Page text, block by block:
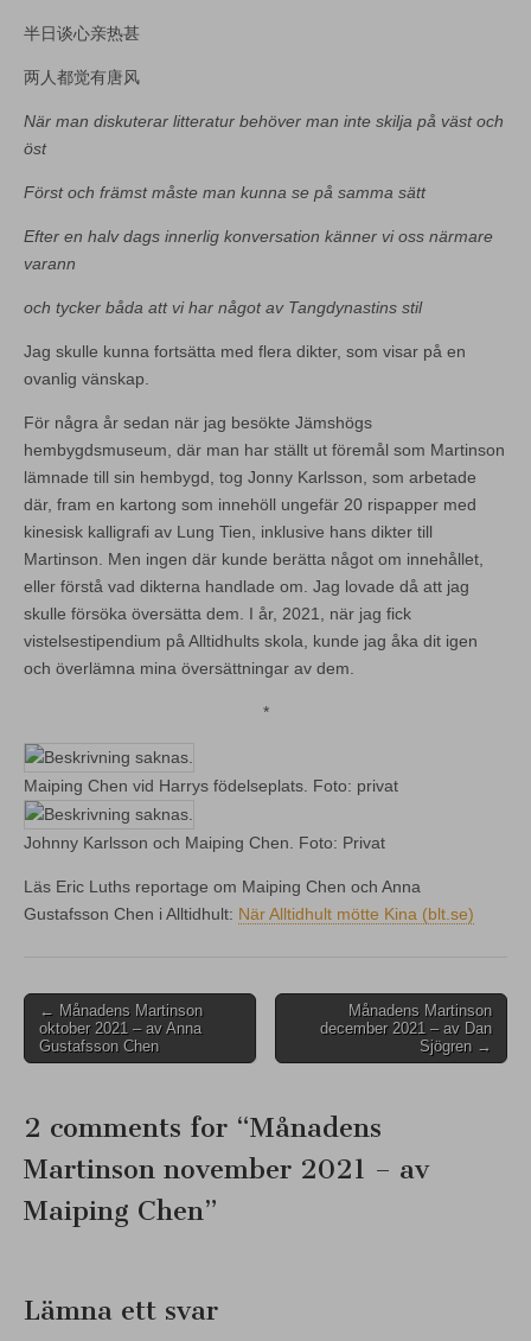
半日谈心亲热甚
两人都觉有唐风
När man diskuterar litteratur behöver man inte skilja på väst och
öst
Först och främst måste man kunna se på samma sätt
Efter en halv dags innerlig konversation känner vi oss närmare
varann
och tycker båda att vi har något av Tangdynastins stil
Jag skulle kunna fortsätta med flera dikter, som visar på en
ovanlig vänskap.
För några år sedan när jag besökte Jämshögs
hembygdsmuseum, där man har ställt ut föremål som Martinson
lämnade till sin hembygd, tog Jonny Karlsson, som arbetade
där, fram en kartong som innehöll ungefär 20 rispapper med
kinesisk kalligrafi av Lung Tien, inklusive hans dikter till
Martinson. Men ingen där kunde berätta något om innehållet,
eller förstå vad dikterna handlade om. Jag lovade då att jag
skulle försöka översätta dem. I år, 2021, när jag fick
vistelsestipendium på Alltidhults skola, kunde jag åka dit igen
och överlämna mina översättningar av dem.
*
Maiping Chen vid Harrys födelseplats. Foto: privat
Johnny Karlsson och Maiping Chen. Foto: Privat
Läs Eric Luths reportage om Maiping Chen och Anna
Gustafsson Chen i Alltidhult: När Alltidhult mötte Kina (blt.se)
Post
navigation
← Månadens Martinson
oktober 2021 – av Anna
Gustafsson Chen
Månadens Martinson
december 2021 – av Dan
Sjögren →
2 comments for “Månadens
Martinson november 2021 – av
Maiping Chen”
Lämna ett svar